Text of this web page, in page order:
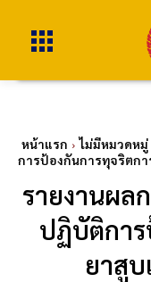
หน้าแรก ไม่มีหมวดหมู่
การป้องกันการทุจริตก
รายงานผล
ปฏิบัติการ
ยาสูบ